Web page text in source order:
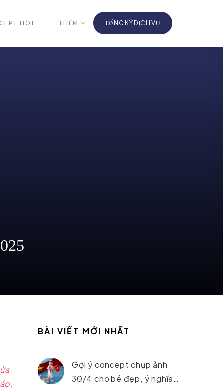
HOT THÊM ĐĂNG KÝ DỊCH VỤ
BÀI VIẾT MỚI NHẤT
Gợi ý concept chụp ảnh
30/4 cho bé đẹp, ý nghĩa